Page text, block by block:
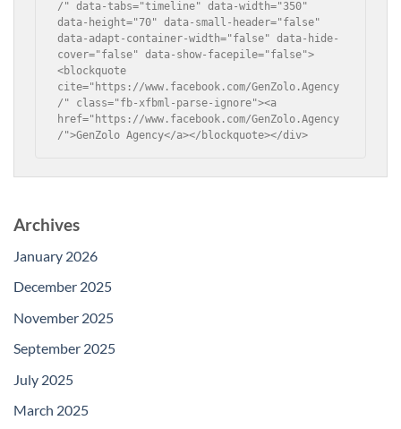
/" data-tabs="timeline" data-width="350"
data-height="70" data-small-header="false"
data-adapt-container-width="false" data-hide-
cover="false" data-show-facepile="false">
<blockquote
cite="https://www.facebook.com/GenZolo.Agency
/" class="fb-xfbml-parse-ignore"><a
href="https://www.facebook.com/GenZolo.Agency
/">GenZolo Agency</a></blockquote></div>
Archives
January 2026
December 2025
November 2025
September 2025
July 2025
March 2025